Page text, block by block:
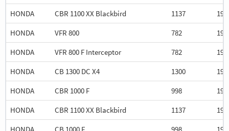
HONDA CBR 1100 XX Blackbird 1137
HONDA
VFR 800 782
HONDA
VFR 800 F Interceptor 782
HONDA
CB 1300 DC X4 1300
HONDA
CBR 1000 F 998
HONDA
CBR 1100 XX Blackbird 1137